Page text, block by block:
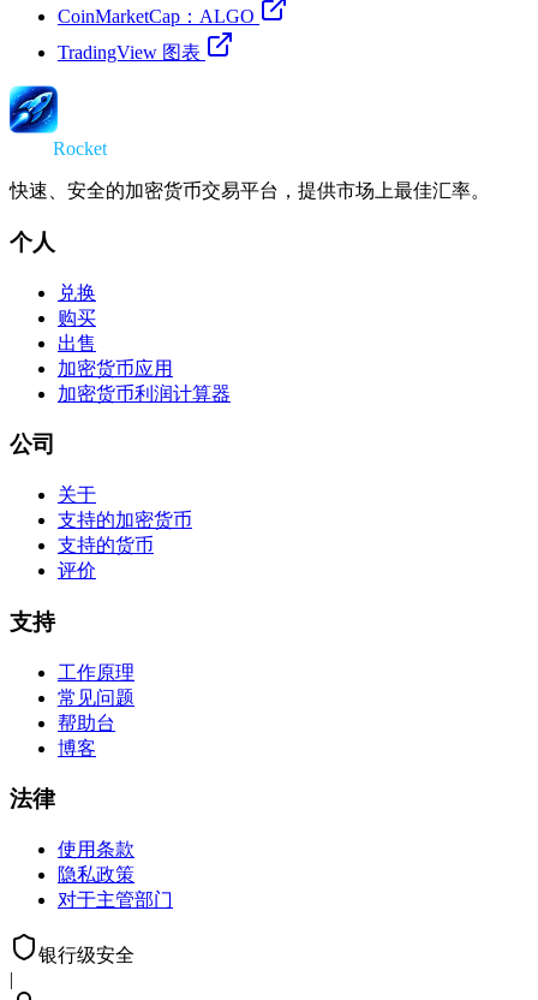
CoinMarketCap：ALGO
TradingView 图表
Rocket
快速、安全的加密货币交易平台，提供市场上最佳汇率。
个人
兑换
购买
出售
加密货币应用
加密货币利润计算器
公司
关于
支持的加密货币
支持的货币
评价
支持
工作原理
常见问题
帮助台
博客
法律
使用条款
隐私政策
对于主管部门
银行级安全
|